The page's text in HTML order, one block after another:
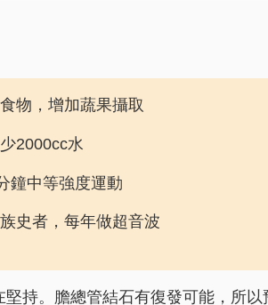
物，增加蔬果攝取
2000cc水
鐘中等強度運動
史者，每年做超音波
持。膽總管結石有復發可能，所以